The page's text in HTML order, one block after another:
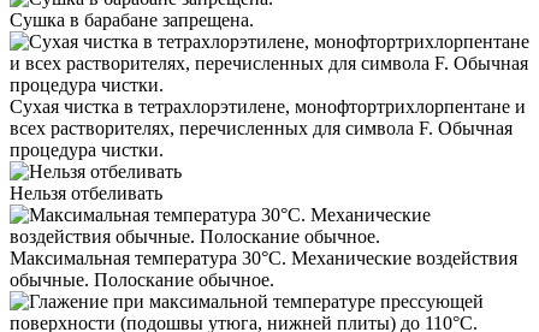
Сушка в барабане запрещена.
Сухая чистка в тетрахлорэтилене, монофтортрихлорпентане и
всех растворителях, перечисленных для символа F. Обычная
процедура чистки.
Нельзя отбеливать
Максимальная температура 30°С. Механические воздействия
обычные. Полоскание обычное.